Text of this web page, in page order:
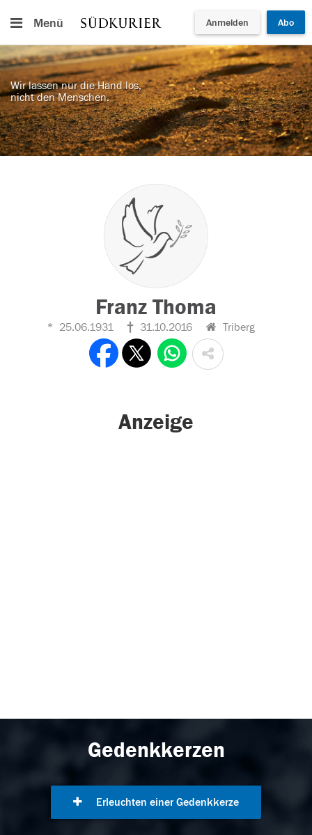
Menü Anmelden Abo
Wir lassen nur die Hand los,
nicht den Menschen.
Franz Thoma
25.06.1931 31.10.2016 Triberg
Anzeige
Gedenkkerzen
Erleuchten einer Gedenkkerze